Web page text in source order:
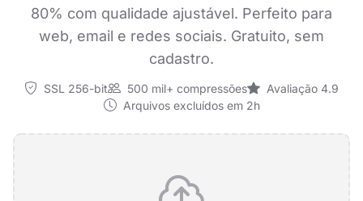
80% com qualidade ajustável. Perfeito para
web, email e redes sociais. Gratuito, sem
cadastro.
SSL 256-bit 500 mil+ compressões
Avaliação 4.9
Arquivos excluídos em 2h